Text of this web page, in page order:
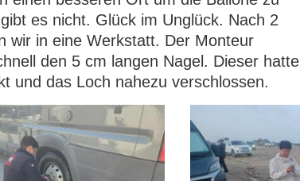
es nicht. Glück im Unglück. Nach 2
wir in eine Werkstatt. Der Monteur
den 5 cm langen Nagel. Dieser hatte
und das Loch nahezu verschlossen.